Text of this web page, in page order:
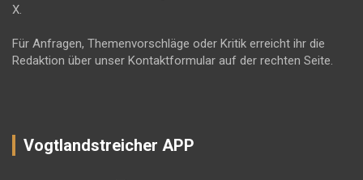
X.
Für Anfragen, Themenvorschläge oder Kritik erreicht ihr die
Redaktion über unser Kontaktformular auf der rechten Seite.
Vogtlandstreicher APP